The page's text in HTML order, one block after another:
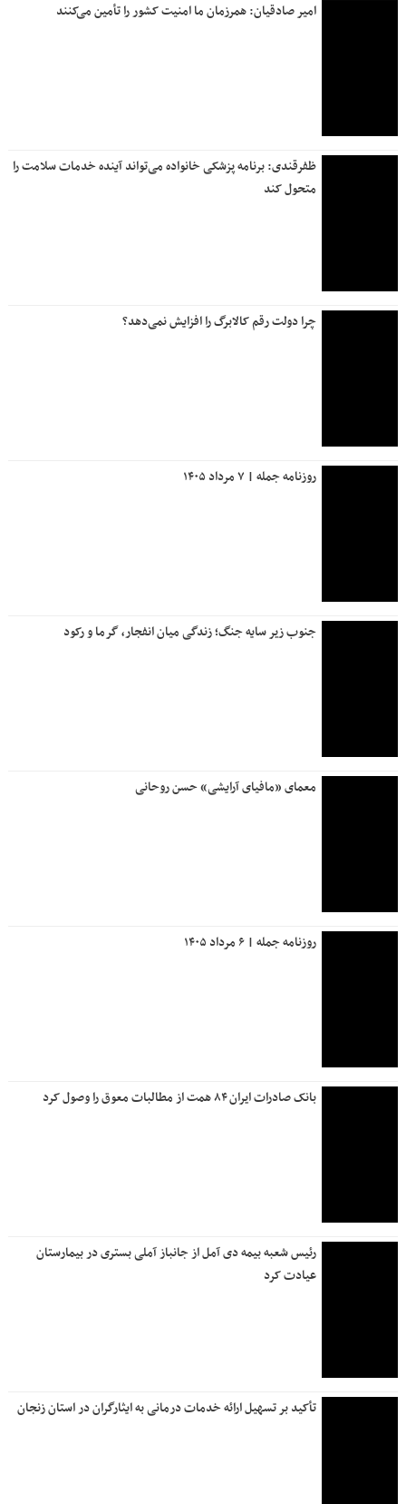
امیر صادقیان: همرزمان ما امنیت کشور را تأمین می‌کنند
ظفرقندی: برنامه پزشکی خانواده می‌تواند آینده خدمات سلامت را
متحول کند
چرا دولت رقم کالابرگ را افزایش نمی‌دهد؟
روزنامه جمله | ۷ مرداد ۱۴۰۵
جنوب زیر سایه جنگ؛ زندگی میان انفجار، گرما و رکود
معمای «مافیای آرایشی» حسن روحانی
روزنامه جمله | ۶ مرداد ۱۴۰۵
بانک صادرات ایران ۸۴ همت از مطالبات معوق را وصول کرد
رئیس شعبه بیمه دی آمل از جانباز آملی بستری در بیمارستان
عیادت کرد
تأکید بر تسهیل ارائه خدمات درمانی به ایثارگران در استان زنجان